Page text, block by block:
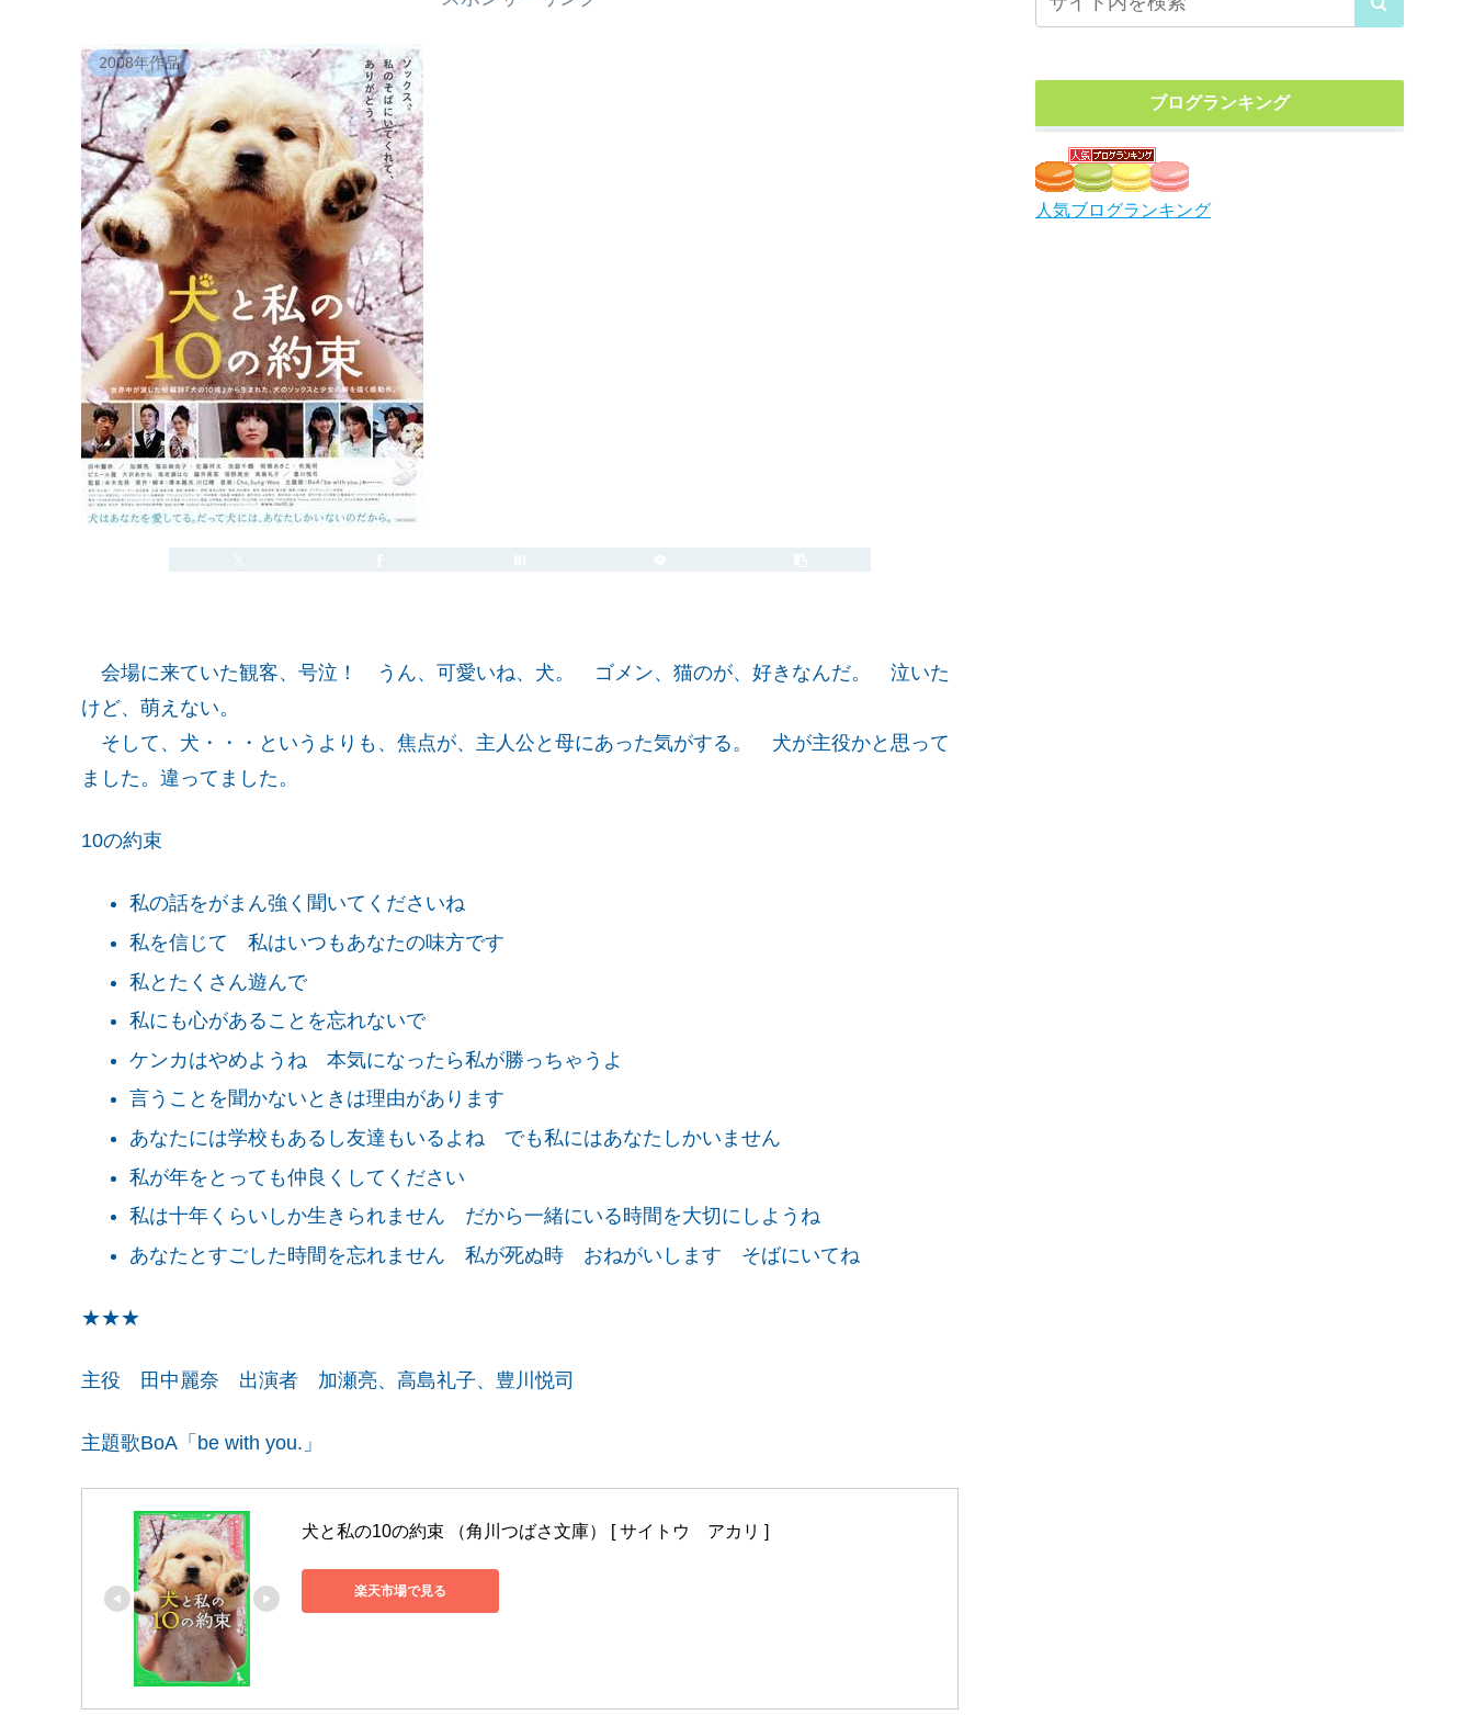
2008年作品
会場に来ていた観客、号泣！ うん、可愛いね、犬。 ゴメン、猫のが、好きなんだ。 泣いた
けど、萌えない。
そして、犬・・・というよりも、焦点が、主人公と母にあった気がする。 犬が主役かと思って
ました。違ってました。
10の約束
私の話をがまん強く聞いてくださいね
私を信じて 私はいつもあなたの味方です
私とたくさん遊んで
私にも心があることを忘れないで
ケンカはやめようね 本気になったら私が勝っちゃうよ
言うことを聞かないときは理由があります
あなたには学校もあるし友達もいるよね でも私にはあなたしかいません
私が年をとっても仲良くしてください
私は十年くらいしか生きられません だから一緒にいる時間を大切にしようね
あなたとすごした時間を忘れません 私が死ぬ時 おねがいします そばにいてね
★★★
主役 田中麗奈 出演者 加瀬亮、高島礼子、豊川悦司
主題歌BoA「be with you.」
犬と私の10の約束 （角川つばさ文庫） [ サイトウ　アカリ ]
楽天市場で見る
ブログランキング
人気ブログランキング